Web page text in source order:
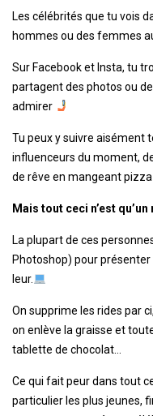
Les célébrités que tu vois
hommes ou des femmes
Sur Facebook et Insta, tu
partagent des photos ou
admirer
Tu peux y suivre aisément
influenceurs du moment,
de rêve en mangeant
Mais tout ceci n’est
La plupart de ces
Photoshop) pour présenter
leur.
On supprime les rides par
on enlève la graisse et
tablette de chocolat…
Ce qui fait peur dans tout
particulier les plus jeunes,